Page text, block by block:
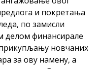
и покретања
по замисли
делом финансирале
новчаних
за ову намену, а